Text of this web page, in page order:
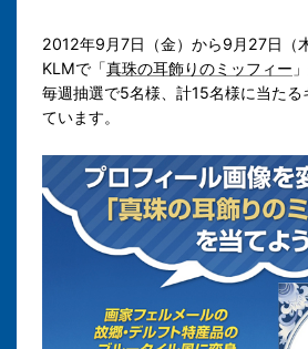
2012年9月7日（金）から9月27日（
KLMで「真珠の耳飾りのミッフィー
毎週抽選で5名様、計15名様に当たる
ています。